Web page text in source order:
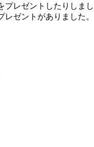
プレゼントしたりしまし
ゼントがありました。